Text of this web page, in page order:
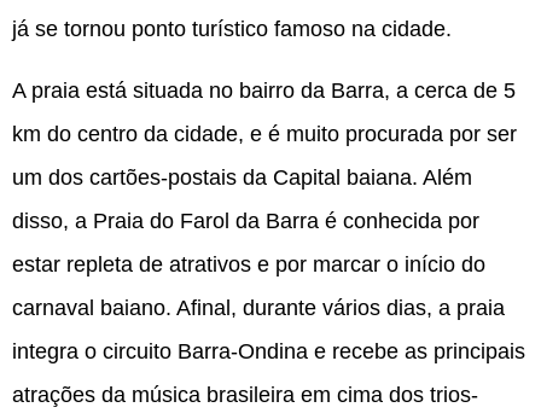
já se tornou ponto turístico famoso na cidade.
A praia está situada no bairro da Barra, a cerca de 5
km do centro da cidade, e é muito procurada por ser
um dos cartões-postais da Capital baiana. Além
disso, a Praia do Farol da Barra é conhecida por
estar repleta de atrativos e por marcar o início do
carnaval baiano. Afinal, durante vários dias, a praia
integra o circuito Barra-Ondina e recebe as principais
atrações da música brasileira em cima dos trios-